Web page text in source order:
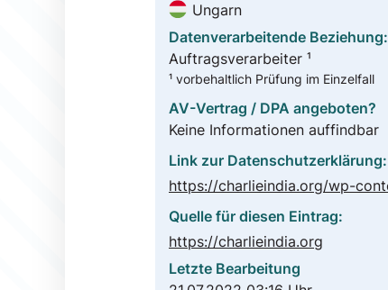
Ungarn
Datenverarbeitende Beziehung:
Auftragsverarbeiter ¹
¹ vorbehaltlich Prüfung im Einzelfall
AV-Vertrag / DPA angeboten?
Keine Informationen auffindbar
Link zur Datenschutzerklärung:
Quelle für diesen Eintrag:
https://charlieindia.org
Letzte Bearbeitung